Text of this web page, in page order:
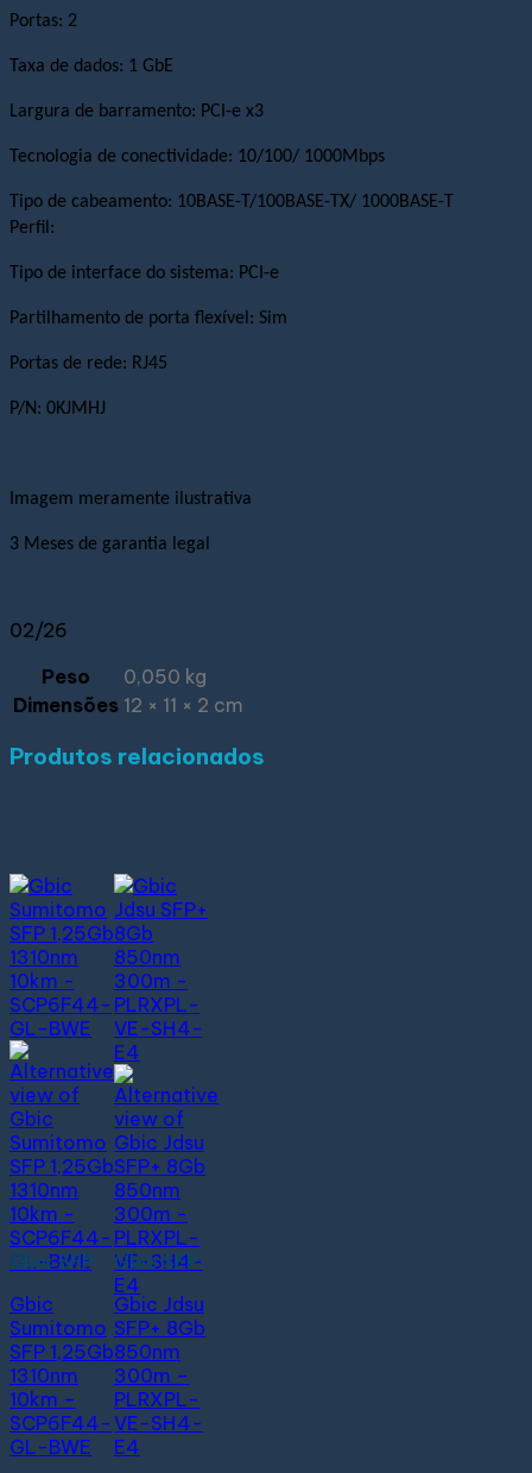
Portas: 2
Taxa de dados: 1 GbE
Largura de barramento: PCI-e x3
Tecnologia de conectividade: 10/100/ 1000Mbps
Tipo de cabeamento: 10BASE-T/100BASE-TX/ 1000BASE-T
Perfil:
Tipo de interface do sistema: PCI-e
Partilhamento de porta flexível: Sim
Portas de rede: RJ45
P/N: 0KJMHJ
Imagem meramente ilustrativa
3 Meses de garantia legal
02/26
Peso
0,050 kg
Dimensões 12 × 11 × 2 cm
Produtos relacionados
Gbic SFP
Gbic
Sumitomo
SFP 1,25Gb
1310nm
10km –
SCP6F44-
GL-BWE
Gbic SFP
Gbic Jdsu
SFP+ 8Gb
850nm
300m –
PLRXPL-
VE-SH4-
E4